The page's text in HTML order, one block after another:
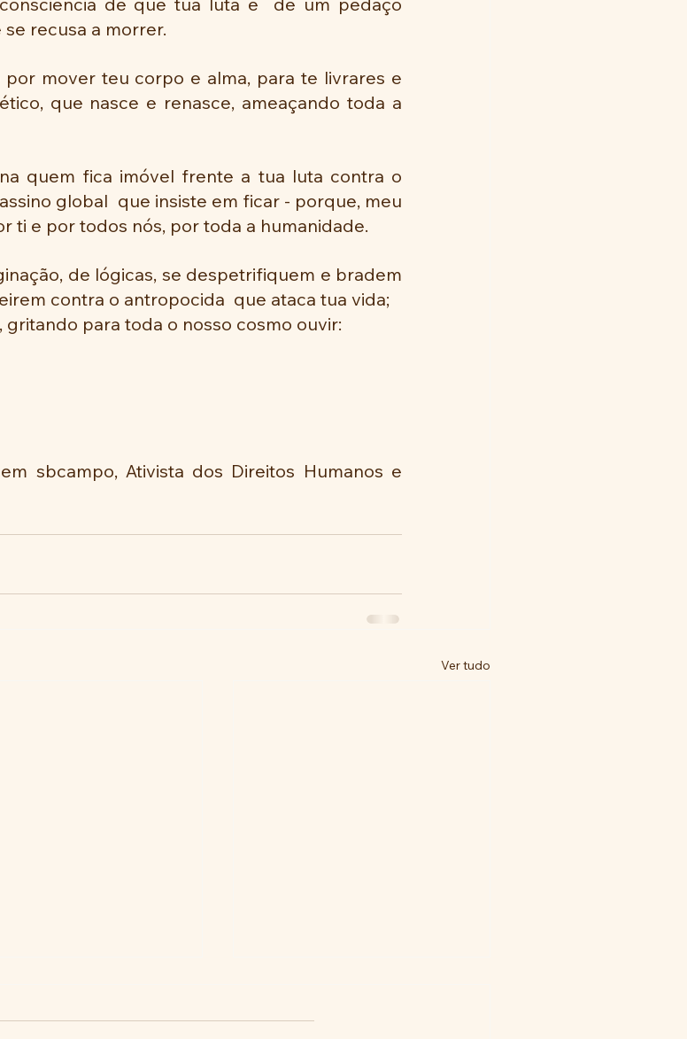
recusa a morrer.
por mover teu corpo e alma, para te livrares e
que nasce e renasce, ameaçando toda a
quem fica imóvel frente a tua luta contra o
global  que insiste em ficar - porque, meu
ti e por todos nós, por toda a humanidade.
de lógicas, se despetrifiquem e bradem
contra o antropocida  que ataca tua vida;
para toda o nosso cosmo ouvir:
sbcampo, Ativista dos Direitos Humanos e
Ver tudo